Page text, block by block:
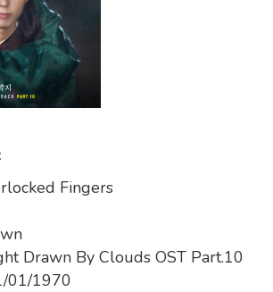
Fingers
Drawn By Clouds OST Part.10
01/1970